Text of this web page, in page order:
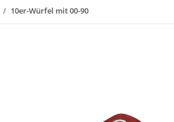
10er-Würfel mit 00-90